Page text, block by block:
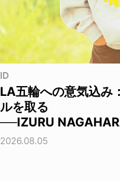
ID
LA五輪への意気込み
ルを取る
──IZURU
2026.08.05